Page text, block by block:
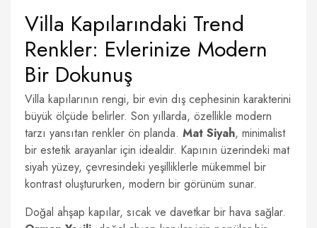
Villa Kapılarındaki Trend
Renkler: Evlerinize Modern
Bir Dokunuş
Villa kapılarının rengi, bir evin dış cephesinin karakterini
büyük ölçüde belirler. Son yıllarda, özellikle modern
tarzı yansıtan renkler ön planda. Mat Siyah, minimalist
bir estetik arayanlar için idealdir. Kapının üzerindeki mat
siyah yüzey, çevresindeki yeşilliklerle mükemmel bir
kontrast oluştururken, modern bir görünüm sunar.
Doğal ahşap kapılar, sıcak ve davetkar bir hava sağlar.